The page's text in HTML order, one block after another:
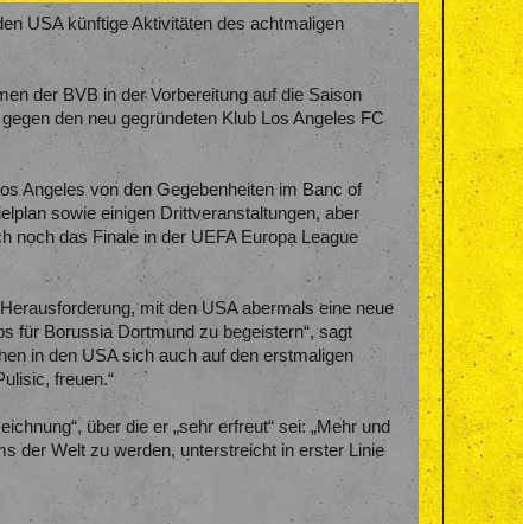
USA künftige Aktivitäten des achtmaligen
der BVB in der Vorbereitung auf die Saison
den neu gegründeten Klub Los Angeles FC
Angeles von den Gegebenheiten im Banc of
sowie einigen Drittveranstaltungen, aber
noch das Finale in der UEFA Europa League
mit den USA abermals eine neue
für Borussia Dortmund zu begeistern“, sagt
in den USA sich auch auf den erstmaligen
freuen.“
über die er „sehr erfreut“ sei: „Mehr und
der Welt zu werden, unterstreicht in erster Linie